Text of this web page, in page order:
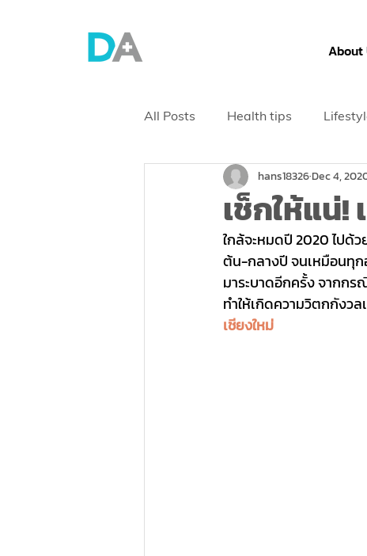
About
All Posts Health tips
Health Screening
เช็กให้แน่!
hans18326Dec 4,
ใกล้จะหมดปี 2020 ไปด้
ต้น-กลางปี จนเหมือนทุก
มาระบาดอีกครั้ง จากก
ทำให้เกิดความวิตกกังว
เชียงใหม่